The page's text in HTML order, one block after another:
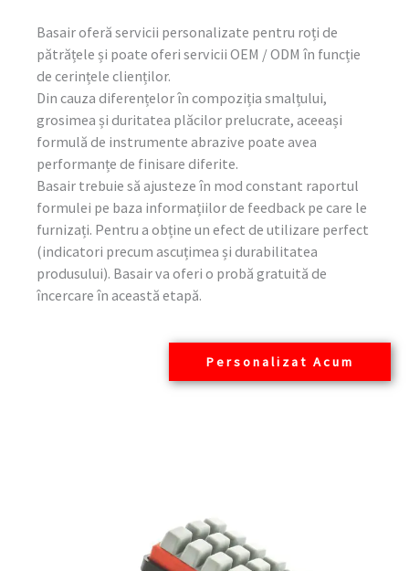
Basair oferă servicii personalizate pentru roți de
pătrățele și poate oferi servicii OEM / ODM în funcție
de cerințele clienților.
Din cauza diferențelor în compoziția smalțului,
grosimea și duritatea plăcilor prelucrate, aceeași
formulă de instrumente abrazive poate avea
performanțe de finisare diferite.
Basair trebuie să ajusteze în mod constant raportul
formulei pe baza informațiilor de feedback pe care le
furnizați. Pentru a obține un efect de utilizare perfect
(indicatori precum ascuțimea și durabilitatea
produsului). Basair va oferi o probă gratuită de
încercare în această etapă.
Personalizat Acum